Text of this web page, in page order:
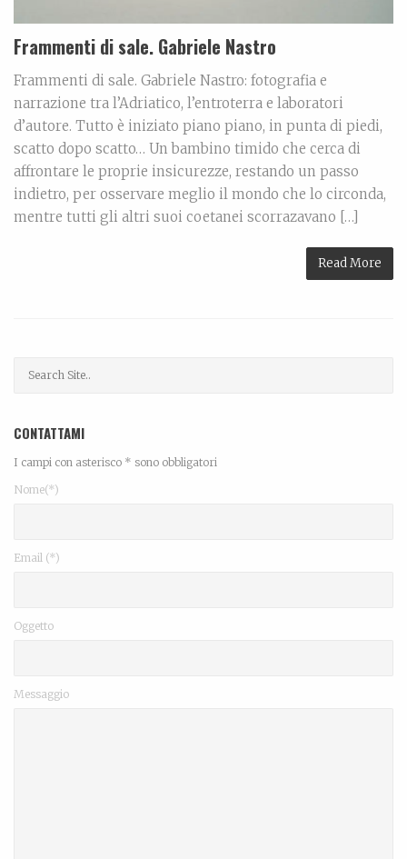
Frammenti di sale. Gabriele Nastro
Frammenti di sale. Gabriele Nastro: fotografia e
narrazione tra l’Adriatico, l’entroterra e laboratori
d’autore. Tutto è iniziato piano piano, in punta di piedi,
scatto dopo scatto… Un bambino timido che cerca di
affrontare le proprie insicurezze, restando un passo
indietro, per osservare meglio il mondo che lo circonda,
mentre tutti gli altri suoi coetanei scorrazavano […]
Read More
CONTATTAMI
I campi con asterisco * sono obbligatori
Nome(*)
Email (*)
Oggetto
Messaggio